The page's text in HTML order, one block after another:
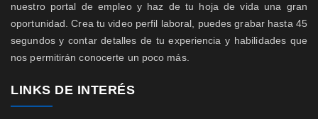
nuestro portal de empleo y haz de tu hoja de vida una gran
oportunidad. Crea tu video perfil laboral, puedes grabar hasta 45
segundos y contar detalles de tu experiencia y habilidades que
nos permitirán conocerte un poco más.
LINKS DE INTERÉS